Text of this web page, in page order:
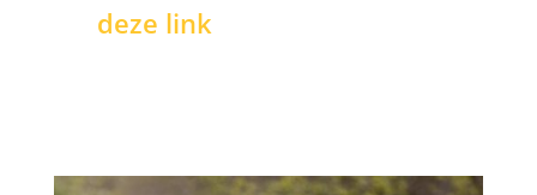
deze link